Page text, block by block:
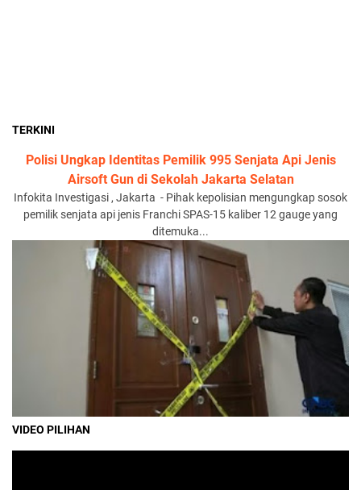
TERKINI
Polisi Ungkap Identitas Pemilik 995 Senjata Api Jenis
Airsoft Gun di Sekolah Jakarta Selatan
Infokita Investigasi , Jakarta - Pihak kepolisian mengungkap sosok
pemilik senjata api jenis Franchi SPAS-15 kaliber 12 gauge yang
ditemuka...
VIDEO PILIHAN